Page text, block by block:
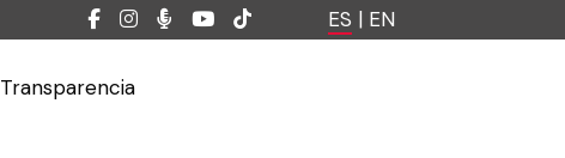
ES | EN
Transparencia